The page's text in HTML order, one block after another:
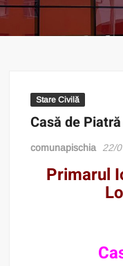
Stare Civilă
Casă de Piatră
comunapischia 22/
Primarul